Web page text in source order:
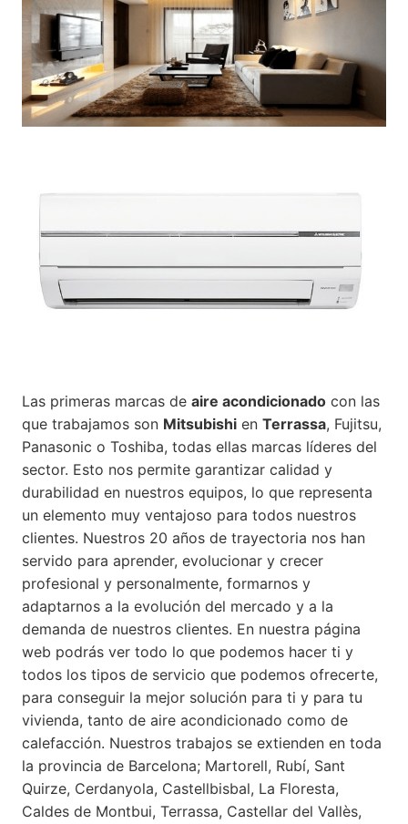
Las primeras marcas de aire acondicionado con las
que trabajamos son Mitsubishi en Terrassa, Fujitsu,
Panasonic o Toshiba, todas ellas marcas líderes del
sector. Esto nos permite garantizar calidad y
durabilidad en nuestros equipos, lo que representa
un elemento muy ventajoso para todos nuestros
clientes. Nuestros 20 años de trayectoria nos han
servido para aprender, evolucionar y crecer
profesional y personalmente, formarnos y
adaptarnos a la evolución del mercado y a la
demanda de nuestros clientes. En nuestra página
web podrás ver todo lo que podemos hacer ti y
todos los tipos de servicio que podemos ofrecerte,
para conseguir la mejor solución para ti y para tu
vivienda, tanto de aire acondicionado como de
calefacción. Nuestros trabajos se extienden en toda
la provincia de Barcelona; Martorell, Rubí, Sant
Quirze, Cerdanyola, Castellbisbal, La Floresta,
Caldes de Montbui, Terrassa, Castellar del Vallès,